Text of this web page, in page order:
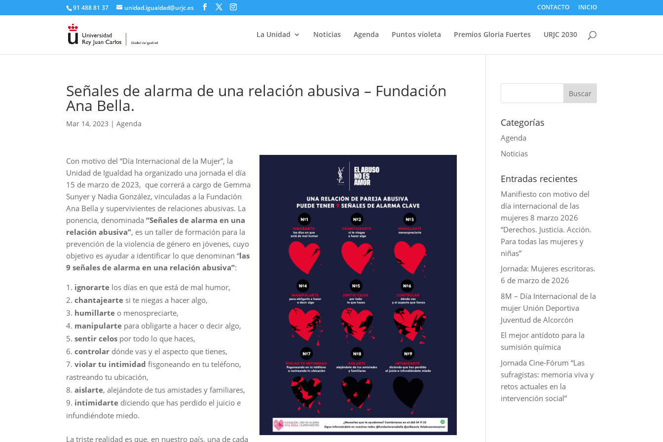
91 488 81 37 unidad.igualdad@urjc.es CONTACTO INICIO
La Unidad Noticias Agenda Puntos violeta Premios Gloria Fuertes URJC 2030
Señales de alarma de una relación abusiva – Fundación
Ana Bella.
Mar 14, 2023 |Agenda
Con motivo del “Día Internacional de la Mujer”, la
Unidad de Igualdad ha organizado una jornada el día
15 de marzo de 2023, que correrá a cargo de Gemma
Sunyer y Nadia González, vinculadas a la Fundación
Ana Bella y supervivientes de relaciones abusivas. La
ponencia, denominada“Señales de alarma en una
relación abusiva”, es un taller de formación para la
prevención de la violencia de género en jóvenes, cuyo
objetivo es ayudar a identificar lo que denominan “las
9 señales de alarma en una relación abusiva”:
ignorarte los días en que está de mal humor,
chantajearte si te niegas a hacer algo,
humillarte o menospreciarte,
manipularte para obligarte a hacer o decir algo,
sentir celos por todo lo que haces,
controlar dónde vas y el aspecto que tienes,
violar tu intimidad fisgoneando en tu teléfono,
rastreando tu ubicación,
aislarte, alejándote de tus amistades y familiares,
intimidarte diciendo que has perdido el juicio e
infundiéndote miedo.
La triste realidad es que, en nuestro país, una de cada
Categorías
Agenda
Noticias
Entradas recientes
Manifiesto con motivo del
día internacional de las
mujeres 8 marzo 2026
“Derechos. Justicia. Acción.
Para todas las mujeres y
niñas”
Jornada: Mujeres escritoras.
6 de marzo de 2026
8M – Día Internacional de la
mujer Unión Deportiva
Juventud de Alcorcón
El mejor antídoto para la
sumisión química
Jornada Cine-Fórum “Las
sufragistas: memoria viva y
retos actuales en la
intervención social”